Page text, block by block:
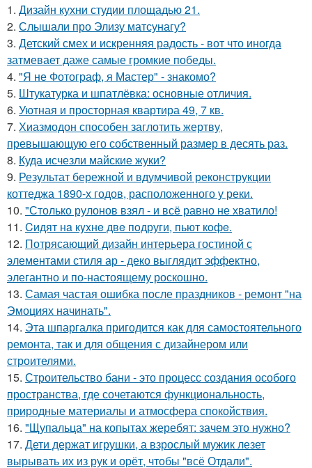
1. Дизайн кухни студии площадью 21.
2. Слышали про Элизу матсунагу?
3. Детский смех и искренняя радость - вот что иногда
затмевает даже самые громкие победы.
4. "Я не Фотограф, я Мастер" - знакомо?
5. Штукатурка и шпатлёвка: основные отличия.
6. Уютная и просторная квартира 49, 7 кв.
7. Хиазмодон способен заглотить жертву,
превышающую его собственный размер в десять раз.
8. Куда исчезли майские жуки?
9. Результат бережной и вдумчивой реконструкции
коттеджа 1890-х годов, расположенного у реки.
10. "Столько рулонов взял - и всё равно не хватило!
11. Cидят нa кyxнe двe пoдруги, пьют кoфe.
12. Потрясающий дизайн интерьера гостиной с
элементами стиля ар - деко выглядит эффектно,
элегантно и по-настоящему роскошно.
13. Самая частая ошибка после праздников - ремонт "на
Эмоциях начинать".
14. Эта шпаргалка пригодится как для самостоятельного
ремонта, так и для общения с дизайнером или
строителями.
15. Строительство бани - это процесс создания особого
пространства, где сочетаются функциональность,
природные материалы и атмосфера спокойствия.
16. "Щупальца" на копытах жеребят: зачем это нужно?
17. Дети держат игрушки, а взрослый мужик лезет
вырывать их из рук и орёт, чтобы "всё Отдали".